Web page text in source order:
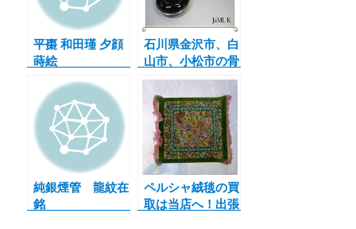
平棗 和田瑾 夕顔
蒔絵
石川県金沢市、白
山市、小松市の骨
董品の買取ならリ
サイクルショッ
プ ジャムルKの
買取情報 茶道
具 輪島塗銀杏蒔
絵図香合
純銀煙管 龍紋在
銘
ペルシャ絨毯の買
取は当店へ！出張